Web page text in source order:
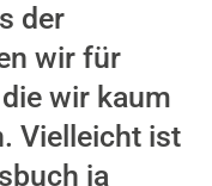
der
wir für
wir kaum
Vielleicht ist
ja